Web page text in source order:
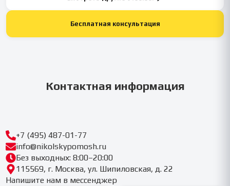
Бесплатная консультация
Контактная информация
+7 (495) 487-01-77
info@nikolskypomosh.ru
Без выходных: 8:00–20:00
115569, г. Москва, ул. Шипиловская, д. 22
Напишите нам в мессенджер